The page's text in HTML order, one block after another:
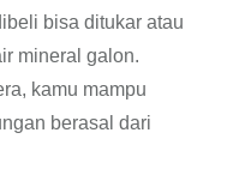
bisa ditukar atau
mineral galon.
kamu mampu
berasal dari